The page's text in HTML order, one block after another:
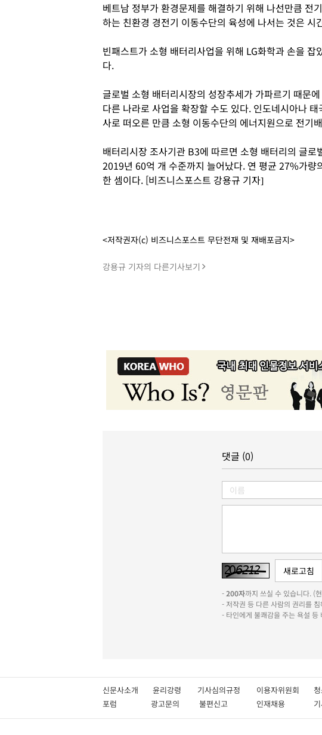
베트남 정부가 환경문제를 해결하기 위해 나선만큼 전
하는 친환경 경전기 이동수단의 육성에 나서는 것은 시
빈패스트가 소형 배터리사업을 위해 LG화학과 손을 잡
다.
글로벌 소형 배터리시장의 성장추세가 가파르기 때문
다른 나라로 사업을 확장할 수도 있다. 인도네시아나
사로 떠오른 만큼 소형 이동수단의 에너지원으로 전기
배터리시장 조사기관 B3에 따르면 소형 배터리의 글
2019년 60억 개 수준까지 늘어났다. 연 평균 27%가량
한 셈이다. [비즈니스포스트 강용규 기자]
<저작권자(c) 비즈니스포스트 무단전재 및 재배포금지>
강용규 기자의 다른기사보기
댓글 (0)
-200자까지 쓰실 수 있습니다.
- 저작권 등 다른 사람의 권리를
- 타인에게 불쾌감을 주는 욕설 등
신문사소개 윤리강령 기사심의규정 이용자위원회
포럼
광고문의 불편신고 인재채용